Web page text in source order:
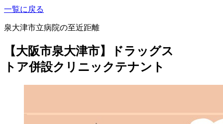
一覧に戻る
泉大津市立病院の至近距離
【大阪市泉大津市】ドラッグス
トア併設クリニックテナント